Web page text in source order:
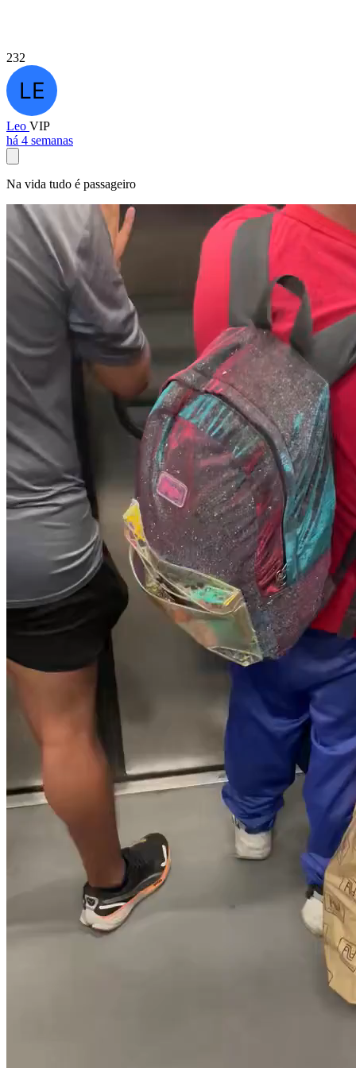
232
Leo VIP
há 4 semanas
Na vida tudo é passageiro